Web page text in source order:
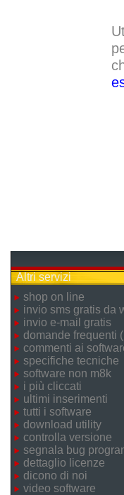
Altri servizi
shop on line
invio sms gratis da
invio e-mail gratis
domande frequenti
commenti ai
specifiche tecniche
software non m8k
i più cliccati
ultimi inserimenti
tutti i software
download utility
controlla versione
segnala bug
dettaglio licenze
dicono di noi
video software